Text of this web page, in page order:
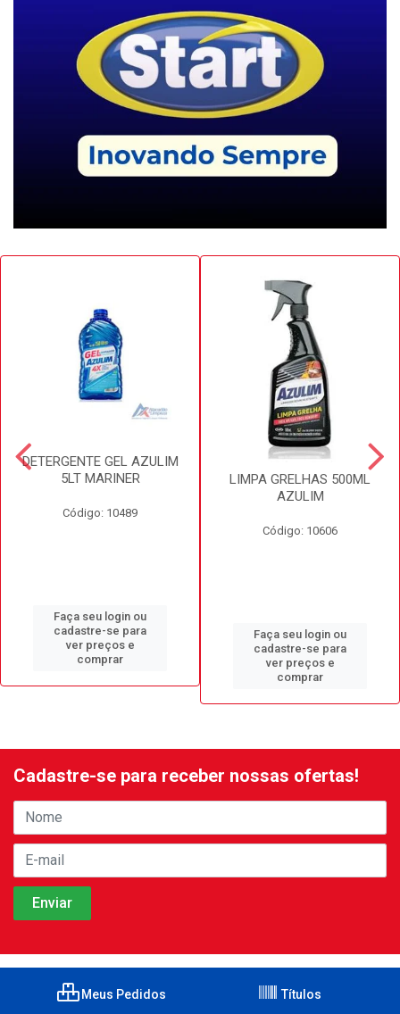
DETERGENTE GEL AZULIM
5LT MARINER
Código: 10489
Faça seu login ou
cadastre-se para
ver preços e
comprar
LIMPA GRELHAS 500ML
AZULIM
Código: 10606
Faça seu login ou
cadastre-se para
ver preços e
comprar
Cadastre-se para receber nossas ofertas!
Meus Pedidos Títulos